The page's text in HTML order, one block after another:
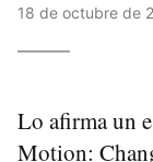
18 de octubre de
Lo afirma un
Motion: